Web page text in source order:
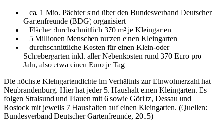
ca. 1 Mio. Pächter sind über den Bundesverband Deutscher
Gartenfreunde (BDG) organisiert
Fläche: durchschnittlich 370 m² je Kleingarten
5 Millionen Menschen nutzen einen Kleingarten
durchschnittliche Kosten für einen Klein-oder
Schrebergarten inkl. aller Nebenkosten rund 370 Euro pro
Jahr, also etwa einen Euro je Tag
Die höchste Kleingartendichte im Verhältnis zur Einwohnerzahl hat
Neubrandenburg. Hier hat jeder 5. Haushalt einen Kleingarten. Es
folgen Stralsund und Plauen mit 6 sowie Görlitz, Dessau und
Rostock mit jeweils 7 Haushalten auf einen Kleingarten. (Quellen:
Bundesverband Deutscher Gartenfreunde, 2015)